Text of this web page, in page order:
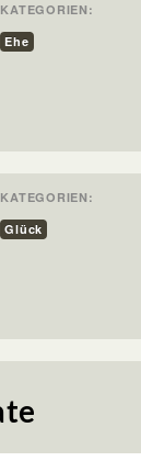
KATEGORIEN:
Ehe
KATEGORIEN:
Glück